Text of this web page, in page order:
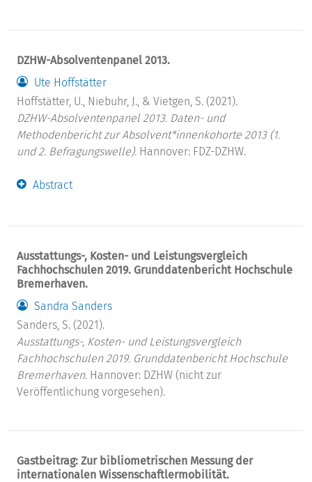
DZHW-Absolventenpanel 2013.
Ute Hoffstätter
Hoffstätter, U., Niebuhr, J., & Vietgen, S. (2021).
DZHW-Absolventenpanel 2013. Daten- und
Methodenbericht zur Absolvent*innenkohorte 2013 (1.
und 2. Befragungswelle). Hannover: FDZ-DZHW.
Abstract
Ausstattungs-, Kosten- und Leistungsvergleich
Fachhochschulen 2019. Grunddatenbericht Hochschule
Bremerhaven.
Sandra Sanders
Sanders, S. (2021).
Ausstattungs-, Kosten- und Leistungsvergleich
Fachhochschulen 2019. Grunddatenbericht Hochschule
Bremerhaven. Hannover: DZHW (nicht zur
Veröffentlichung vorgesehen).
Gastbeitrag: Zur bibliometrischen Messung der
internationalen Wissenschaftlermobilität.